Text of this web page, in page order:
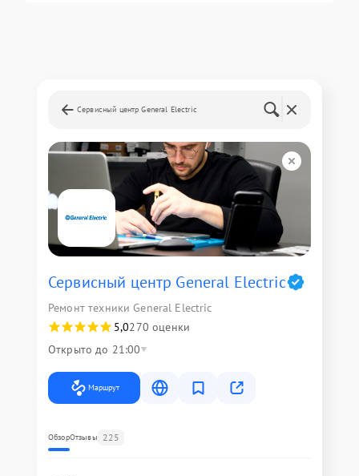
Сервисный центр General Electric
Сервисный центр General Electric
Ремонт техники General Electric
5,0270 оценки
Открыто до 21:00
Маршрут
ОбзорОтзывы 225